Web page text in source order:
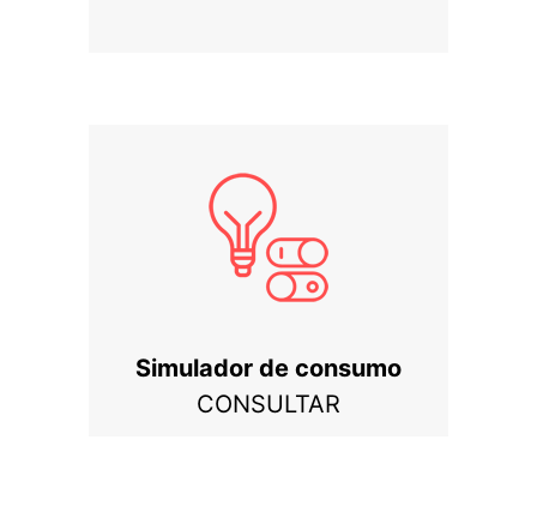
Simulador de consumo
CONSULTAR